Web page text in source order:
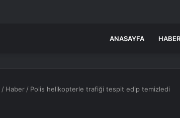
ANASAYFA HABER
/ Haber / Polis helikopterle trafiği tespit edip temizledi